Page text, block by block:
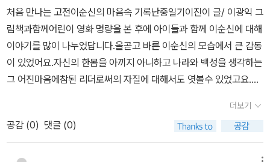
간으로서 인정 많고 부드러웠던 이순신 장군의 모습을 그릴 수 있었
네요. 이순신의 마음속 기록, 난중일기 읽고 다시 한번 이순신 장군께
감사의 마음을 전하고 싶어졌어요~그리고 명량도 다시 보기 했네요^
^ http://blog.naver.com/ohalcy/220094244330
처음 만나는 고전이순신의 마음속 기록난중일기이진이 글/ 이광익 그
림책과함께어린이 영화 명량을 본 후에 아이들과 함께 이순신에 대해
이야기를 많이 나누었답니다.올곧고 바른 이순신의 모습에서 큰 감동
이 있었어요.자신의 한몸을 아끼지 아니하고 나라와 백성을 생각하는
그 어진마음에참된 리더로써의 자질에 대해서도 엿볼수 있었고요.이
게되었네요. 이순신은 어떤 사람이었을까요? 임진왜란과 정유재
란까지 조선과 일본의 7년 전쟁동안의 이야기가 담겨있습니다.교과
서에 나오는것 뿐만 아니라 교과서 밖의 이야기까지 숨은 이야기와그
더보기
공감 (0) 댓글 (0)